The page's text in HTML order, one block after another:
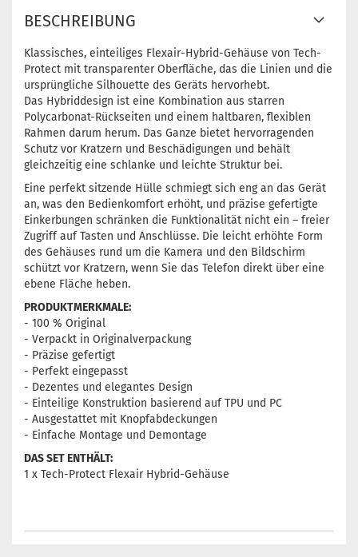
BESCHREIBUNG
Klassisches, einteiliges Flexair-Hybrid-Gehäuse von Tech-
Protect mit transparenter Oberfläche, das die Linien und die
ursprüngliche Silhouette des Geräts hervorhebt.
Das Hybriddesign ist eine Kombination aus starren
Polycarbonat-Rückseiten und einem haltbaren, flexiblen
Rahmen darum herum. Das Ganze bietet hervorragenden
Schutz vor Kratzern und Beschädigungen und behält
gleichzeitig eine schlanke und leichte Struktur bei.
Eine perfekt sitzende Hülle schmiegt sich eng an das Gerät
an, was den Bedienkomfort erhöht, und präzise gefertigte
Einkerbungen schränken die Funktionalität nicht ein – freier
Zugriff auf Tasten und Anschlüsse. Die leicht erhöhte Form
des Gehäuses rund um die Kamera und den Bildschirm
schützt vor Kratzern, wenn Sie das Telefon direkt über eine
ebene Fläche heben.
PRODUKTMERKMALE:
- 100 % Original
- Verpackt in Originalverpackung
- Präzise gefertigt
- Perfekt eingepasst
- Dezentes und elegantes Design
- Einteilige Konstruktion basierend auf TPU und PC
- Ausgestattet mit Knopfabdeckungen
- Einfache Montage und Demontage
DAS SET ENTHÄLT:
1 x Tech-Protect Flexair Hybrid-Gehäuse